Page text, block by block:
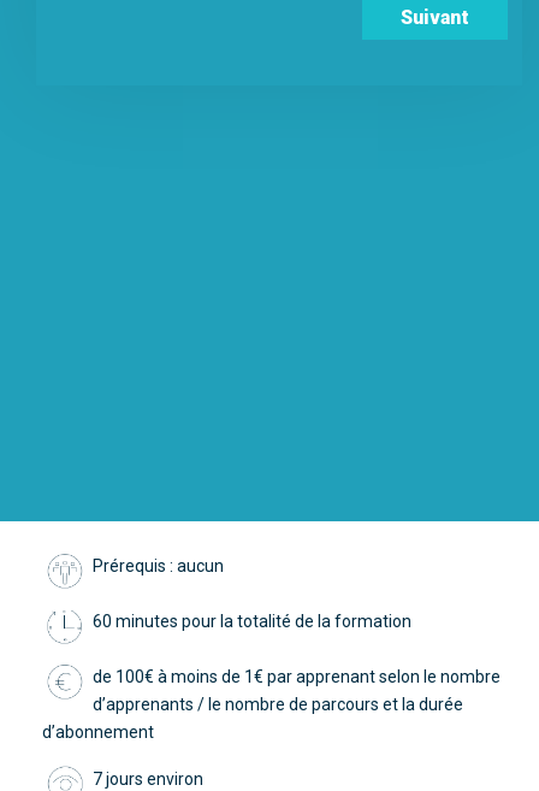
Suivant
Prérequis : aucun
60 minutes pour la totalité de la formation
de 100€ à moins de 1€ par apprenant selon le nombre
d’apprenants / le nombre de parcours et la durée
d’abonnement
7 jours environ